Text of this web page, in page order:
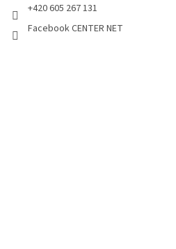
+420 605 267 131
Facebook CENTER NET